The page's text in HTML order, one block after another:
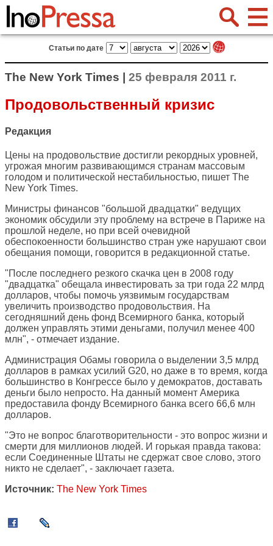
Статьи по дате
The New York Times | 25 февраля 2011 г.
Продовольственный кризис
Редакция
Цены на продовольствие достигли рекордных уровней,
угрожая многим развивающимся странам массовым
голодом и политической нестабильностью, пишет The
New York Times.
Министры финансов "большой двадцатки" ведущих
экономик обсудили эту проблему на встрече в Париже на
прошлой неделе, но при всей очевидной
обеспокоенности большинство стран уже нарушают свои
обещания помощи, говорится в редакционной статье.
"После последнего резкого скачка цен в 2008 году
"двадцатка" обещала инвестировать за три года 22 млрд
долларов, чтобы помочь уязвимым государствам
увеличить производство продовольствия. На
сегодняшний день фонд Всемирного банка, который
должен управлять этими деньгами, получил менее 400
млн", - отмечает издание.
Администрация Обамы говорила о выделении 3,5 млрд
долларов в рамках усилий G20, но даже в то время, когда
большинство в Конгрессе было у демократов, доставать
деньги было непросто. На данный момент Америка
предоставила фонду Всемирного банка всего 66,6 млн
долларов.
"Это не вопрос благотворительности - это вопрос жизни и
смерти для миллионов людей. И горькая правда такова:
если Соединенные Штаты не сдержат свое слово, этого
никто не сделает", - заключает газета.
Источник: The New York Times